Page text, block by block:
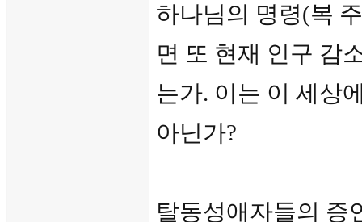
하나님의 명령(복
면 또 현재 인구 감
는가. 이는 이 세상
아닌가?
탈동성애자들의 증